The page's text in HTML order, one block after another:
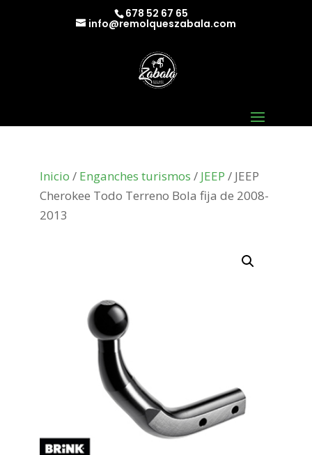
678 52 67 65
info@remolqueszabala.com
Inicio / Enganches turismos / JEEP / JEEP
Cherokee Todo Terreno Bola fija de 2008-
2013